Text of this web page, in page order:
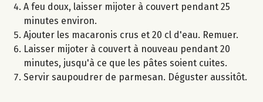
A feu doux, laisser mijoter à couvert pendant 25
minutes environ.
Ajouter les macaronis crus et 20 cl d'eau. Remuer.
Laisser mijoter à couvert à nouveau pendant 20
minutes, jusqu'à ce que les pâtes soient cuites.
Servir saupoudrer de parmesan. Déguster aussitôt.